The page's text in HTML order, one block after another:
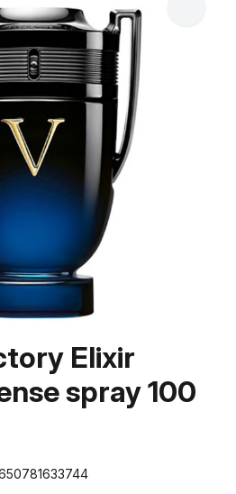
Elixir
spray 100